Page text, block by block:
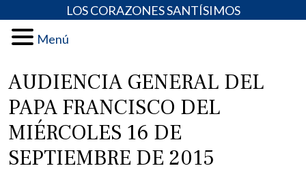
LOS CORAZONES SANTÍSIMOS
Menú
AUDIENCIA GENERAL DEL
PAPA FRANCISCO DEL
MIÉRCOLES 16 DE
SEPTIEMBRE DE 2015